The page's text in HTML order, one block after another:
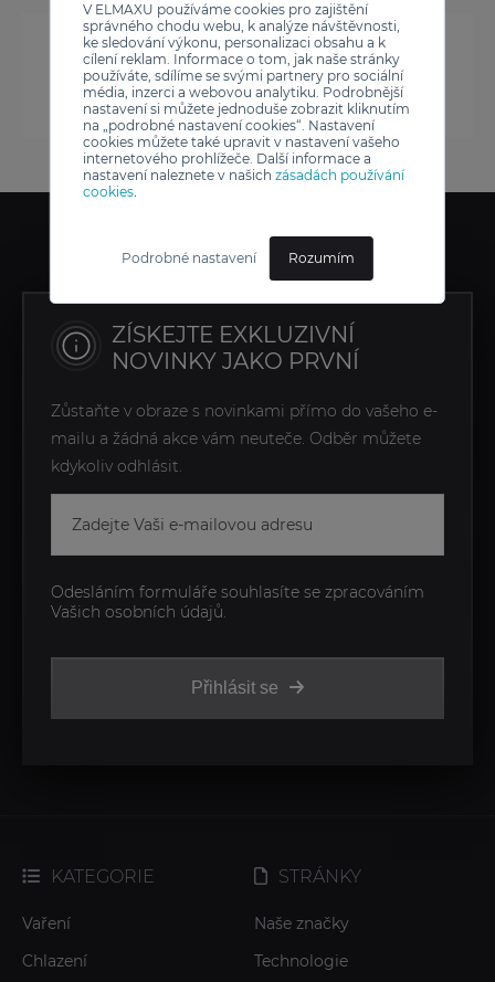
V ELMAXU používáme cookies pro zajištění
správného chodu webu, k analýze návštěvnosti,
ke sledování výkonu, personalizaci obsahu a k
cílení reklam. Informace o tom, jak naše stránky
používáte, sdílíme se svými partnery pro sociální
média, inzerci a webovou analytiku. Podrobnější
nastavení si můžete jednoduše zobrazit kliknutím
na „podrobné nastavení cookies“. Nastavení
cookies můžete také upravit v nastavení vašeho
internetového prohlížeče. Další informace a
nastavení naleznete v našich zásadách používání
cookies.
Podrobné nastavení Rozumím
ZÍSKEJTE EXKLUZIVNÍ
NOVINKY JAKO PRVNÍ
Zůstaňte v obraze s novinkami přímo do vašeho e-
mailu a žádná akce vám neuteče. Odběr můžete
kdykoliv odhlásit.
Přihlásit se
Odesláním formuláře souhlasíte se zpracováním
Vašich osobních údajů.
KATEGORIE
Vaření
Chlazení
STRÁNKY
Naše značky
Technologie